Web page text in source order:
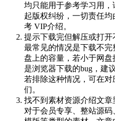
均只能用于参考学习用，
起版权纠纷，一切责任
考 VIP介绍。
提示下载完但解压或打开
最常见的情况是下载不
盘上的容量，若小于网
是浏览器下载的bug，建
若排除这种情况，可在
们。
找不到素材资源介绍文章
对于会员专享、整站源